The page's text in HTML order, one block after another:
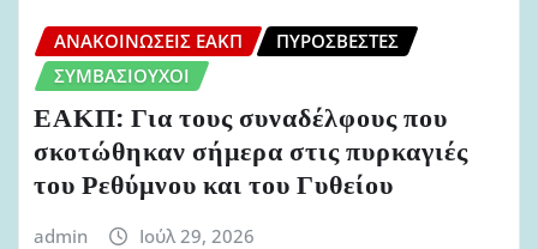
ΑΝΑΚΟΙΝΏΣΕΙΣ ΕΑΚΠ
ΠΥΡΟΣΒΈΣΤΕΣ
ΣΥΜΒΑΣΙΟΎΧΟΙ
ΕΑΚΠ: Για τους συναδέλφους που
σκοτώθηκαν σήμερα στις πυρκαγιές
του Ρεθύμνου και του Γυθείου
admin Ιούλ 29, 2026